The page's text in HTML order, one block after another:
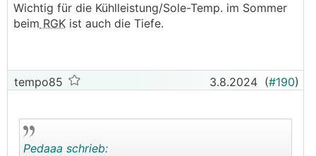
Wichtig für die Kühlleistung/Sole-Temp. im Sommer
beim RGK ist auch die Tiefe.
tempo85 3.8.2024 (#190)
Pedaaa schrieb: